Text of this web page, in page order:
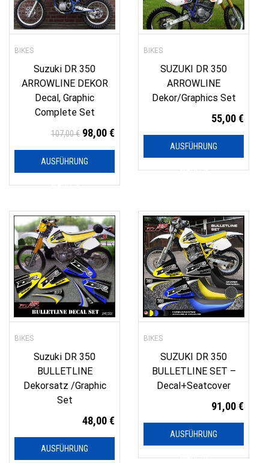
BIKES
Suzuki DR 350
ARROWLINE DEKOR
Decal, Graphic
Complete Set
107,00€ 98,00€
AUSFÜHRUNG
WÄHLEN
BIKES
SUZUKI DR 350
ARROWLINE
Dekor/Graphics Set
55,00€
AUSFÜHRUNG
WÄHLEN
BIKES
Suzuki DR 350
BULLETLINE
Dekorsatz /Graphic
Set
48,00€
AUSFÜHRUNG
BIKES
SUZUKI DR 350
BULLETLINE SET –
Decal+Seatcover
91,00€
AUSFÜHRUNG
WÄHLEN